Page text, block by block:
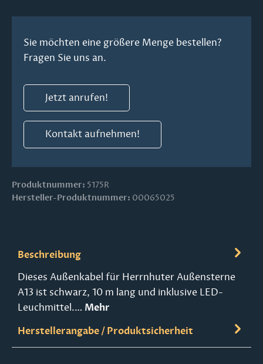
Sie möchten eine größere Menge bestellen?
Fragen Sie uns an.
Jetzt anrufen!
Kontakt aufnehmen!
Produktnummer: 5175R
Hersteller-Produktnummer: 00065025
Beschreibung
Dieses Außenkabel für Herrnhuter Außensterne
A13 ist schwarz, 10 m lang und inklusive LED-
Leuchmittel.… Mehr
Herstellerangabe / Produktsicherheit